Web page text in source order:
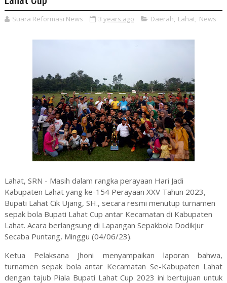
Suara Reformasi News 3 years ago Daerah, Lahat, News
Lahat, SRN - Masih dalam rangka perayaan Hari Jadi
Kabupaten Lahat yang ke-154 Perayaan XXV Tahun 2023,
Bupati Lahat Cik Ujang, SH., secara resmi menutup turnamen
sepak bola Bupati Lahat Cup antar Kecamatan di Kabupaten
Lahat. Acara berlangsung di Lapangan Sepakbola Dodikjur
Secaba Puntang, Minggu (04/06/23).
Ketua Pelaksana Jhoni menyampaikan laporan bahwa,
turnamen sepak bola antar Kecamatan Se-Kabupaten Lahat
dengan tajub Piala Bupati Lahat Cup 2023 ini bertujuan untuk